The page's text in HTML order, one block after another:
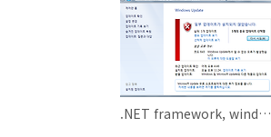
.NET framework, window update시 오류코드 643 해결